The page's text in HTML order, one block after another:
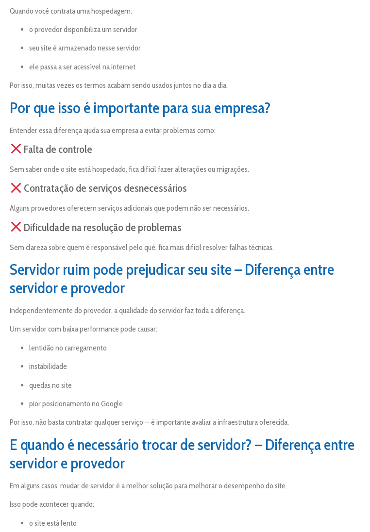
Quando você contrata uma hospedagem:
o provedor disponibiliza um servidor
seu site é armazenado nesse servidor
ele passa a ser acessível na internet
Por isso, muitas vezes os termos acabam sendo usados juntos no dia a dia.
Por que isso é importante para sua empresa?
Entender essa diferença ajuda sua empresa a evitar problemas como:
Falta de controle
Sem saber onde o site está hospedado, fica difícil fazer alterações ou migrações.
Contratação de serviços desnecessários
Alguns provedores oferecem serviços adicionais que podem não ser necessários.
Dificuldade na resolução de problemas
Sem clareza sobre quem é responsável pelo quê, fica mais difícil resolver falhas técnicas.
Servidor ruim pode prejudicar seu site – Diferença entre
servidor e provedor
Independentemente do provedor, a qualidade do servidor faz toda a diferença.
Um servidor com baixa performance pode causar:
lentidão no carregamento
instabilidade
quedas no site
pior posicionamento no Google
Por isso, não basta contratar qualquer serviço — é importante avaliar a infraestrutura oferecida.
E quando é necessário trocar de servidor? – Diferença entre
servidor e provedor
Em alguns casos, mudar de servidor é a melhor solução para melhorar o desempenho do site.
Isso pode acontecer quando:
o site está lento